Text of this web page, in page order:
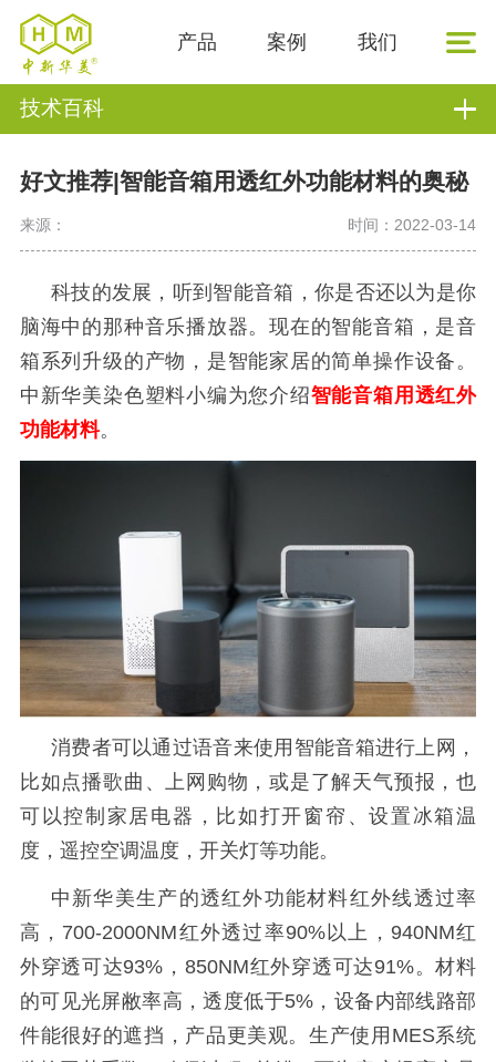
产品 案例 我们
技术百科
好文推荐|智能音箱用透红外功能材料的奥秘
来源： 时间：2022-03-14
科技的发展，听到智能音箱，你是否还以为是你
脑海中的那种音乐播放器。现在的智能音箱，是音
箱系列升级的产物，是智能家居的简单操作设备。
中新华美染色塑料小编为您介绍智能音箱用透红外
功能材料。
消费者可以通过语音来使用智能音箱进行上网，
比如点播歌曲、上网购物，或是了解天气预报，也
可以控制家居电器，比如打开窗帘、设置冰箱温
度，遥控空调温度，开关灯等功能。
中新华美生产的透红外功能材料红外线透过率
高，700-2000NM红外透过率90%以上，940NM红
外穿透可达93%，850NM红外穿透可达91%。材料
的可见光屏敝率高，透度低于5%，设备内部线路部
件能很好的遮挡，产品更美观。生产使用MES系统